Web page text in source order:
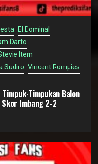
El Dominal
Darto
Item
Sudiro Vincent Rompies
Timpuk-Timpukan Balon
Skor Imbang 2-2